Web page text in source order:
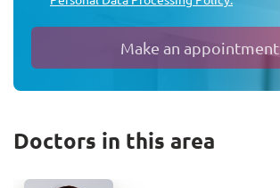
Make an appointment
Doctors in this area